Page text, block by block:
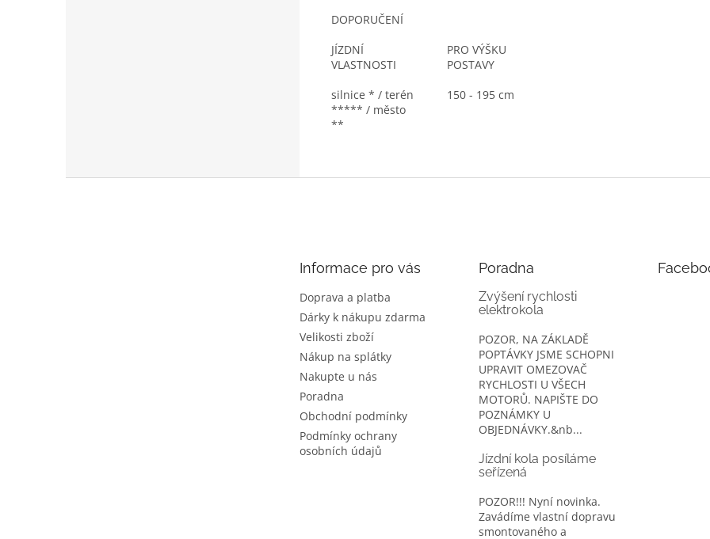
DOPORUČENÍ
JÍZDNÍ
VLASTNOSTI
silnice * / terén
***** / město
**
PRO VÝŠKU
POSTAVY
150 - 195 cm
Informace pro vás
Doprava a platba
Dárky k nákupu zdarma
Velikosti zboží
Nákup na splátky
Nakupte u nás
Poradna
Obchodní podmínky
Podmínky ochrany
osobních údajů
Poradna
Zvýšení rychlosti
elektrokola
POZOR, NA ZÁKLADĚ
POPTÁVKY JSME SCHOPNI
UPRAVIT OMEZOVAČ
RYCHLOSTI U VŠECH
MOTORŮ. NAPIŠTE DO
POZNÁMKY U
OBJEDNÁVKY.&nb...
Jízdní kola posíláme
seřízená
POZOR!!! Nyní novinka.
Zavádíme vlastní dopravu
smontovaného a